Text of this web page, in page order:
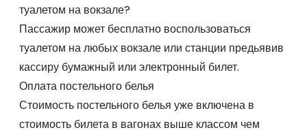
туалетом на вокзале?
Пассажир может бесплатно воспользоваться
туалетом на любых вокзале или станции предьявив
кассиру бумажный или электронный билет.
Оплата постельного белья
Стоимость постельного белья уже включена в
стоимость билета в вагонах выше классом чем